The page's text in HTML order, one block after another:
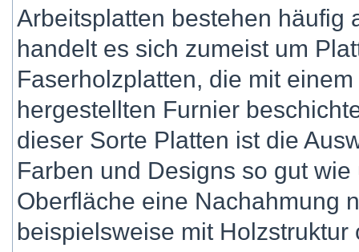
Arbeitsplatten bestehen häufig
handelt es sich zumeist um
Faserholzplatten, die mit
hergestellten Furnier
dieser Sorte Platten ist die
Farben und Designs so gut
Oberfläche eine Nachahmung
beispielsweise mit